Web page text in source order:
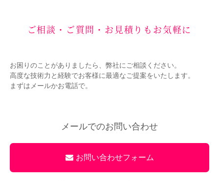
ご相談・ご質問・お見積りもお気軽に
お困りのことがありましたら、弊社にご相談ください。
高度な技術力と経験でお客様に最適なご提案をいたします。
まずはメールかお電話で。
メールでのお問い合わせ
お問い合わせフォーム